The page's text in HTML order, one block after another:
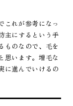
これが参考になっ
主にするという手
ものなので、毛を
思います。増毛な
に進んでいけるの